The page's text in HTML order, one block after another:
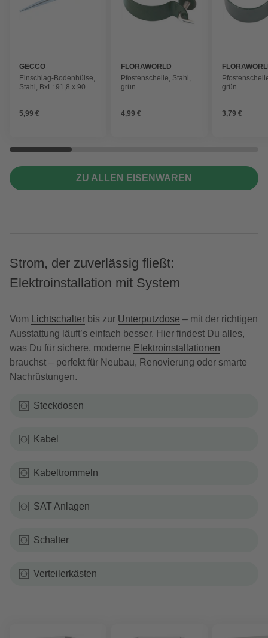
GECCO
Einschlag-Bodenhülse,
Stahl, BxL: 91,8 x 900
5,99 €
FLORAWORLD
Pfostenschelle, Stahl,
grün
4,99 €
grün
3,79 €
ZU ALLEN EISENWAREN
Strom, der zuverlässig fließt:
Elektroinstallation mit System
Vom Lichtschalter bis zur Unterputzdose – mit der richtigen
Ausstattung läuft’s einfach besser. Hier findest Du alles,
was Du für sichere, moderne Elektroinstallationen
brauchst – perfekt für Neubau, Renovierung oder smarte
Nachrüstungen.
Steckdosen
Kabel
Kabeltrommeln
SAT Anlagen
Schalter
Verteilerkästen